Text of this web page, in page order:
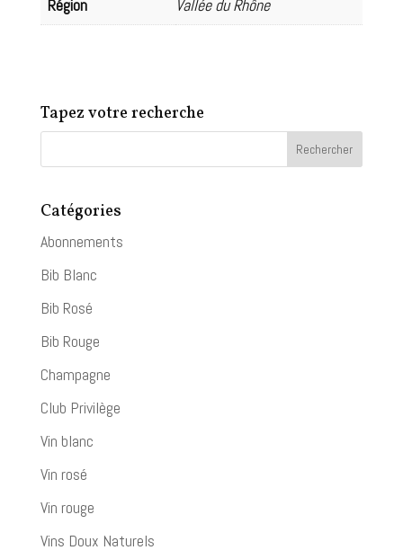
Région
Vallée du Rhône
Tapez votre recherche
Catégories
Abonnements
Bib Blanc
Bib Rosé
Bib Rouge
Champagne
Club Privilège
Vin blanc
Vin rosé
Vin rouge
Vins Doux Naturels